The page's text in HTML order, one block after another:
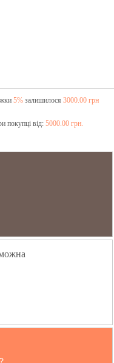
5%залишилося 3000.00 грн
покупці від: 5000.00 грн.